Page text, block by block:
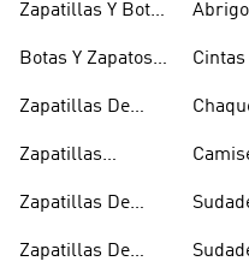
Doradas
Zapatillas Y Botas
Botas Y Zapatos
Zapatillas De
Zapatillas
Zapatillas De
Zapatillas De